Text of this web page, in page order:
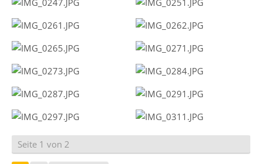
Seite 1 von 2